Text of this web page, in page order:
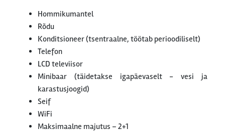
Hommikumantel
Rõdu
Konditsioneer (tsentraalne, töötab perioodiliselt)
Telefon
LCD televiisor
Minibaar (täidetakse igapäevaselt - vesi ja
karastusjoogid)
Seif
WiFi
Maksimaalne majutus – 2+1